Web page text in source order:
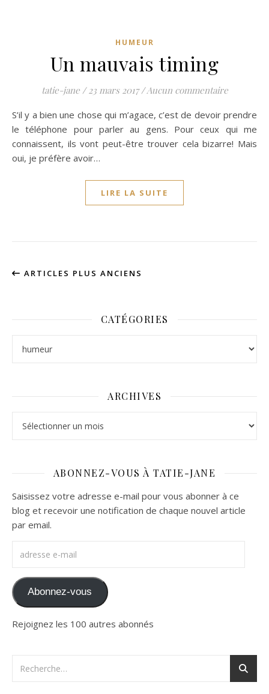
HUMEUR
Un mauvais timing
tatie-jane / 23 mars 2017 /Aucun commentaire
S’il y a bien une chose qui m’agace, c’est de devoir prendre
le téléphone pour parler au gens. Pour ceux qui me
connaissent, ils vont peut-être trouver cela bizarre! Mais
oui, je préfère avoir…
LIRE LA SUITE
ARTICLES PLUS ANCIENS
CATÉGORIES
ARCHIVES
ABONNEZ-VOUS À TATIE-JANE
Saisissez votre adresse e-mail pour vous abonner à ce
blog et recevoir une notification de chaque nouvel article
par email.
Abonnez-vous
Rejoignez les 100 autres abonnés